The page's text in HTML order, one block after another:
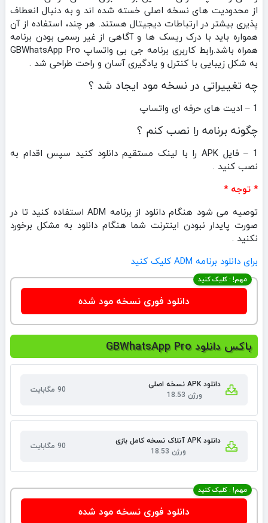
از محدودیت‌ های نسخه اصلی خسته شده‌ اند و به دنبال انعطاف‌
پذیری بیشتر در ارتباطات دیجیتال هستند. هر چند، استفاده از آن
همواره باید با درک ریسک‌ ها و آگاهی از غیر رسمی بودن برنامه
همراه باشد.رابط کاربری برنامه جی بی واتساپ GBWhatsApp Pro
به شکل زیبایی با کنترل و یادگیری آسان و راحت طراحی شد .
چه تغییراتی در نسخه مود ایجاد شد ؟
1 – ادیت های حرفه ای واتساپ
چگونه برنامه را نصب کنم ؟
1 – فایل APK را با لینک مستقیم دانلود کنید سپس اقدام به
نصب کنید .
* توجه *
توصیه می شود هنگام دانلود از برنامه ADM استفاده کنید تا در
صورت پایدار نبودن اینترنت شما هنگام دانلود به مشکل برخورد
نکنید .
برای دانلود برنامه ADM کلیک کنید
مهم! : کلیک کنید
دانلود فوری نسخه مود شده
باکس دانلود GBWhatsApp Pro
دانلود APK نسخه اصلی
ورژن 18.53
90 مگابایت
دانلود APK آنلاک نسخه کامل بازی
ورژن 18.53
90 مگابایت
مهم! : کلیک کنید
دانلود فوری نسخه مود شده